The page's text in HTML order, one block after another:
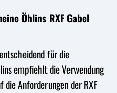
Öhlins RXF Gabel
für die
empfiehlt die Verwendung
die Anforderungen der RXF